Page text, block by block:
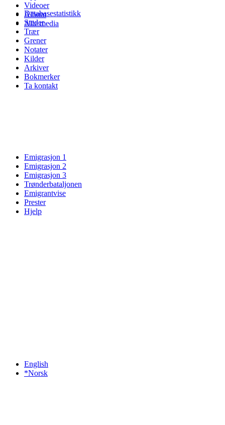
Videoer
Album
Alle media
Databasestatistikk
Steder
Trær
Grener
Notater
Kilder
Arkiver
Bokmerker
Ta kontakt
Emigrasjon 1
Emigrasjon 2
Emigrasjon 3
Trønderbataljonen
Emigrantvise
Prester
Hjelp
English
*Norsk